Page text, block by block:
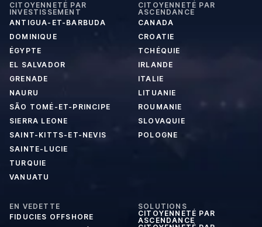
CITOYENNETÉ PAR
INVESTISSEMENT
ANTIGUA-ET-BARBUDA
DOMINIQUE
ÉGYPTE
EL SALVADOR
GRENADE
NAURU
SÃO TOMÉ-ET-PRINCIPE
SIERRA LEONE
SAINT-KITTS-ET-NEVIS
SAINTE-LUCIE
TURQUIE
VANUATU
CITOYENNETÉ PAR
ASCENDANCE
CANADA
CROATIE
TCHÉQUIE
IRLANDE
ITALIE
LITUANIE
ROUMANIE
SLOVAQUIE
POLOGNE
EN VEDETTE
FIDUCIES OFFSHORE
SOLUTIONS
CITOYENNETÉ PAR
ASCENDANCE